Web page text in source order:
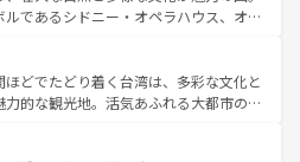
ルだ。 なお、新着のアメリカ
一覧 を参照してほしい。
いている。「アロハスピリット」と呼ば
カルフードやハワイアンミュージッ
ダンスなど、すべてがハワイの魅力を彩
びに新しい発見と感動が待っているハ
ルであるシドニー・オペラハウス、オー
央部にそびえるウルル（エアーズロッ
の美しい原生林やケアンズの熱帯雨林な
くさん。また、カフェやワイン、オージ
ィも充実しており、サーフィンやダイ
ほどでたどり着く台湾は、多彩な文化と
力的な観光地。活気あふれる大都市の台
地帯である台湾東部など、都市の喧騒